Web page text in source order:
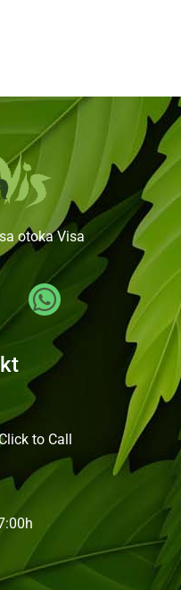
otoka Visa
Click to Call